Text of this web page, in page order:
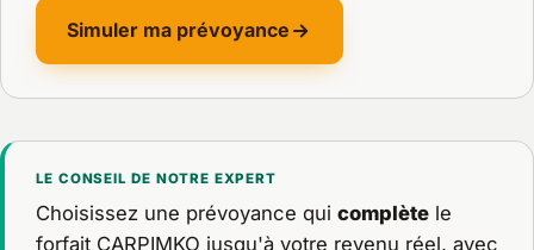
Simuler ma prévoyance
LE CONSEIL DE NOTRE EXPERT
Choisissez une prévoyance qui complètele
forfait CARPIMKO jusqu'à votre revenu réel, avec